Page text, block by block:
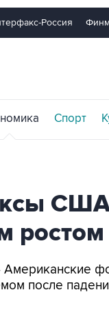
Россия
Спорт
ростом
Американские
после